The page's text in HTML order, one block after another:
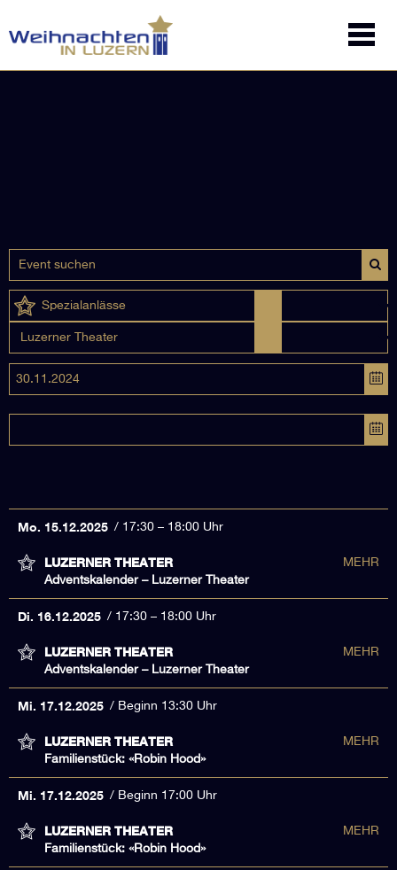
Spezialanlässe
Luzerner Theater
Mo. 15.12.2025 17:30 – 18:00 Uhr
LUZERNER THEATER
Adventskalender – Luzerner Theater
MEHR
Di. 16.12.2025 17:30 – 18:00 Uhr
LUZERNER THEATER
Adventskalender – Luzerner Theater
MEHR
Mi. 17.12.2025 Beginn 13:30 Uhr
LUZERNER THEATER
Familienstück: «Robin Hood»
MEHR
Mi. 17.12.2025 Beginn 17:00 Uhr
LUZERNER THEATER
Familienstück: «Robin Hood»
MEHR